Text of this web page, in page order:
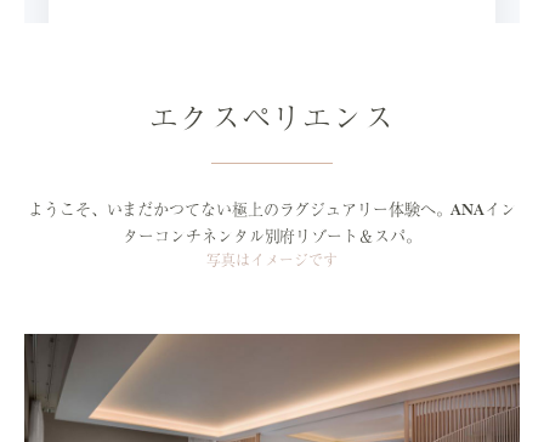
エクスペリエンス
ようこそ、いまだかつてない極上のラグジュアリー体験へ。ANAイン
ターコンチネンタル別府リゾート＆スパ。
写真はイメージです